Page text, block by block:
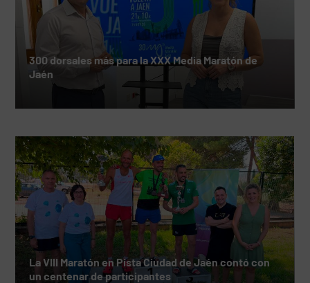
300 dorsales más para la XXX Media Maratón de
Jaén
La VIII Maratón en Pista Ciudad de Jaén contó con
un centenar de participantes